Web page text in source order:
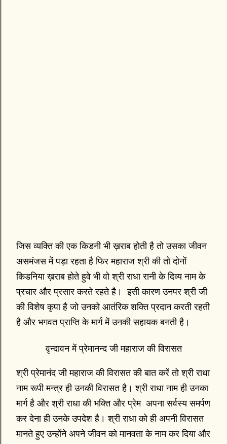
जिस व्यक्ति की एक किडनी भी ख़राब होती है तो उसका जीवन
असमंजस में पड़ा रहता है फिर महाराज श्री की तो दोनों
किडनिया ख़राब होते हुवे भी वो श्री राधा रानी के दिव्य नाम के
प्रचार और प्रसार करते रहते है। इसी कारण उनपर श्री जी
की विशेष कृपा है जो उनको आतंरिक शक्ति प्रदान करती रहती
है और भगवत प्राप्ति के मार्ग में उनकी सहायक बनती है।
वृन्दावन में प्रेमानन्द जी महाराज की विरासत
श्री प्रेमानंद जी महाराज की विरासत की बात करें तो श्री राधा
नाम रूपी मन्त्र ही उनकी विरासत है। श्री राधा नाम ही उनका
मार्ग है और श्री राधा की भक्ति और प्रेम अपना सर्वस्य समर्पण
कर देना ही उनके उपदेश है। श्री राधा को ही अपनी विरासत
मानते हुए उन्होंने अपने जीवन को मानवता के नाम कर दिया और